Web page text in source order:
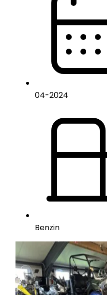
04-2024
Benzin